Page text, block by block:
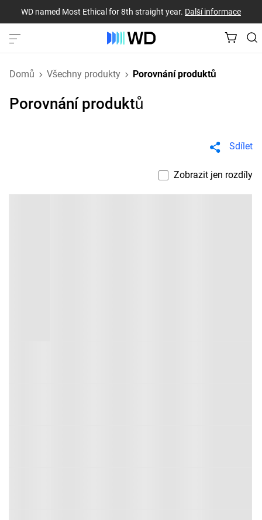
WD named Most Ethical for 8th straight year. Další informace
Domů Všechny produkty Porovnání produktů
Porovnání produktů
Sdílet
Zobrazit jen rozdíly